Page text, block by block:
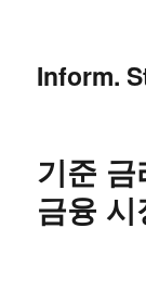
Inform.
기준
금융